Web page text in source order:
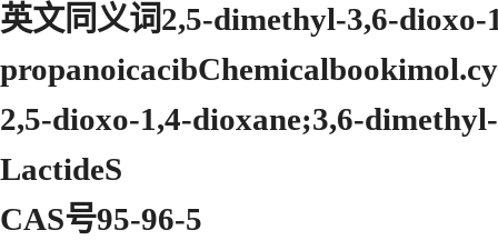
英文同义词2,5-dimethyl-3,6-
2,5-dioxo-1,4-dioxane;3,6-
LactideS
CAS号95-96-5